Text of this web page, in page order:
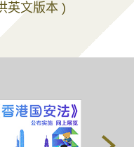
英文版本 )